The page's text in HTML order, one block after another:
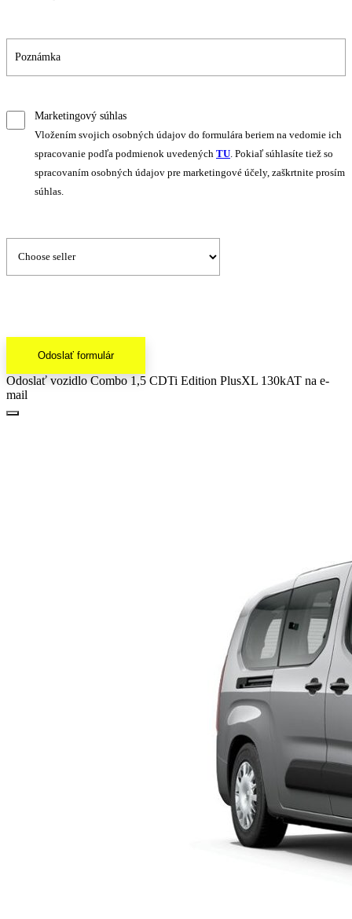
Marketingový súhlas
Vložením svojich osobných údajov do formulára beriem na vedomie ich
spracovanie podľa podmienok uvedených TU . Pokiaľ súhlasíte tiež so
spracovaním osobných údajov pre marketingové účely, zaškrtnite prosím
súhlas.
Odoslať formulár
Odoslať vozidlo Combo 1,5 CDTi Edition PlusXL 130kAT na e-
mail